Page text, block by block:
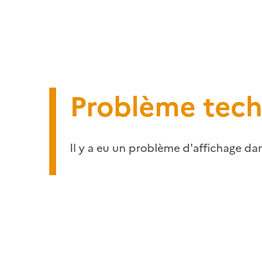
Problème
Il y a eu un problème d'affichage